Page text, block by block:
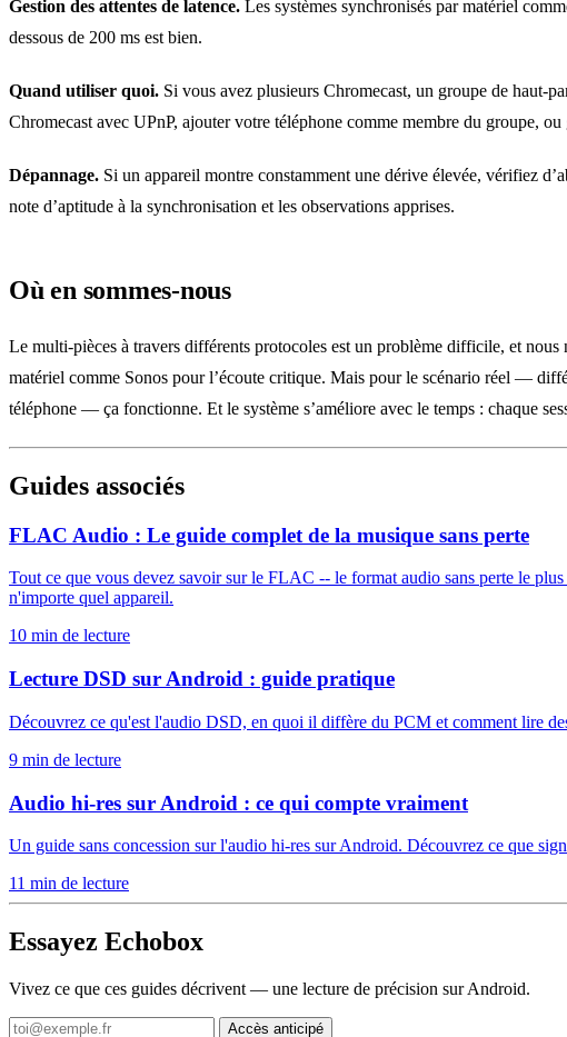
Gestion des attentes de latence. Les systèmes synchronisés par matériel
dessous de 200 ms est bien.
Quand utiliser quoi. Si vous avez plusieurs Chromecast, un groupe de haut-
Chromecast avec UPnP, ajouter votre téléphone comme membre du groupe,
Dépannage. Si un appareil montre constamment une dérive élevée, vérifiez
note d’aptitude à la synchronisation et les observations apprises.
Où en sommes-nous
Le multi-pièces à travers différents protocoles est un problème difficile, et
matériel comme Sonos pour l’écoute critique. Mais pour le scénario réel —
téléphone — ça fonctionne. Et le système s’améliore avec le temps : chaque
Guides associés
FLAC Audio : Le guide complet de la musique sans perte
Tout ce que vous devez savoir sur le FLAC -- le format audio sans perte le
n'importe quel appareil.
10 min de lecture
Lecture DSD sur Android : guide pratique
Découvrez ce qu'est l'audio DSD, en quoi il diffère du PCM et comment lire
9 min de lecture
Audio hi-res sur Android : ce qui compte vraiment
Un guide sans concession sur l'audio hi-res sur Android. Découvrez ce que
11 min de lecture
Essayez Echobox
Vivez ce que ces guides décrivent — une lecture de précision sur Android.
Accès anticipé